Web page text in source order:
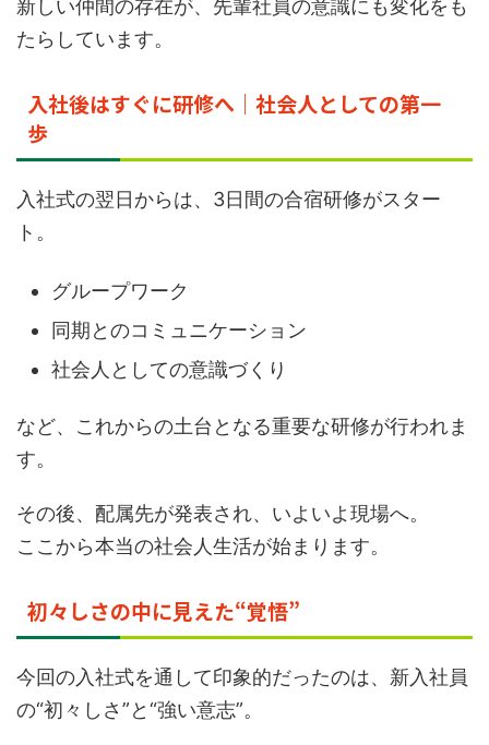
新しい仲間の存在が、先輩社員の意識にも変化をも
たらしています。
入社後はすぐに研修へ｜社会人としての第一
歩
入社式の翌日からは、3日間の合宿研修がスター
ト。
グループワーク
同期とのコミュニケーション
社会人としての意識づくり
など、これからの土台となる重要な研修が行われま
す。
その後、配属先が発表され、いよいよ現場へ。
ここから本当の社会人生活が始まります。
初々しさの中に見えた“覚悟”
今回の入社式を通して印象的だったのは、新入社員
の“初々しさ”と“強い意志”。